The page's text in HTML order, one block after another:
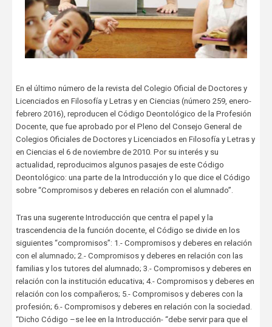
En el último número de la revista del Colegio Oficial de Doctores y
Licenciados en Filosofía y Letras y en Ciencias (número 259, enero-
febrero 2016), reproducen el Código Deontológico de la Profesión
Docente, que fue aprobado por el Pleno del Consejo General de
Colegios Oficiales de Doctores y Licenciados en Filosofía y Letras y
en Ciencias el 6 de noviembre de 2010. Por su interés y su
actualidad, reproducimos algunos pasajes de este Código
Deontológico: una parte de la Introducción y lo que dice el Código
sobre “Compromisos y deberes en relación con el alumnado”.
Tras una sugerente Introducción que centra el papel y la
trascendencia de la función docente, el Código se divide en los
siguientes “compromisos”: 1.- Compromisos y deberes en relación
con el alumnado; 2.- Compromisos y deberes en relación con las
familias y los tutores del alumnado; 3.- Compromisos y deberes en
relación con la institución educativa; 4.- Compromisos y deberes en
relación con los compañeros; 5.- Compromisos y deberes con la
profesión; 6.- Compromisos y deberes en relación con la sociedad.
“Dicho Código –se lee en la Introducción- “debe servir para que el